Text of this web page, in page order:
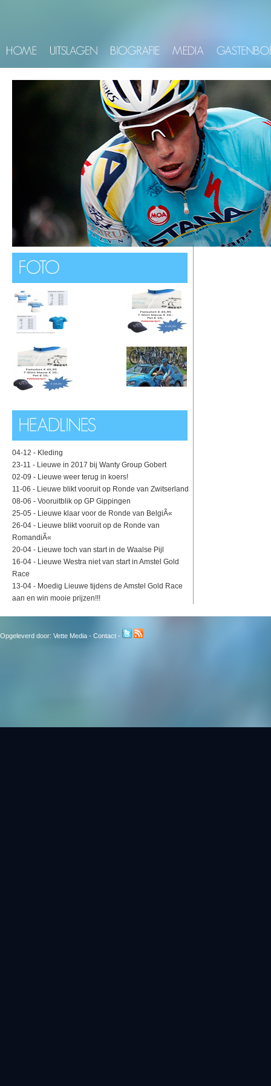
04-12 - Kleding
23-11 - Lieuwe in 2017 bij Wanty Group Gobert
02-09 - Lieuwe weer terug in koers!
11-06 - Lieuwe blikt vooruit op Ronde van Zwitserland
08-06 - Vooruitblik op GP Gippingen
25-05 - Lieuwe klaar voor de Ronde van BelgiÃ«
26-04 - Lieuwe blikt vooruit op de Ronde van
RomandiÃ«
20-04 - Lieuwe toch van start in de Waalse Pijl
16-04 - Lieuwe Westra niet van start in Amstel Gold
Race
13-04 - Moedig Lieuwe tijdens de Amstel Gold Race
aan en win mooie prijzen!!!
Opgeleverd door: Vette Media - Contact -